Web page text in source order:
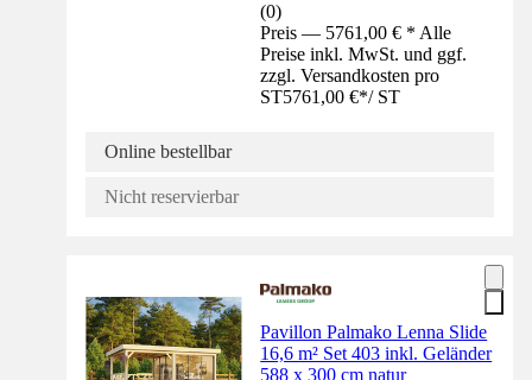
(0)
Preis — 5761,00 € * Alle
Preise inkl. MwSt. und ggf.
zzgl. Versandkosten pro
ST5761,00 €*/ ST
Online bestellbar
Nicht reservierbar
Pavillon Palmako Lenna Slide
16,6 m² Set 403 inkl. Geländer
588 x 300 cm natur